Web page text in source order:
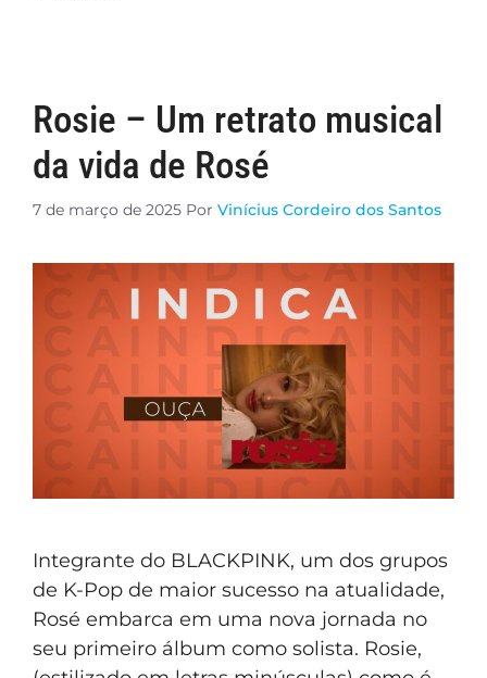
Rosie – Um retrato musical
da vida de Rosé
7 de março de 2025 Por Vinícius Cordeiro dos Santos
Integrante do BLACKPINK, um dos grupos
de K-Pop de maior sucesso na atualidade,
Rosé embarca em uma nova jornada no
seu primeiro álbum como solista. Rosie,